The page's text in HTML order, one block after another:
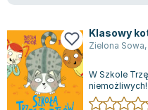
Klasowy
Zielona Sowa,
W Szkole
przekazuje